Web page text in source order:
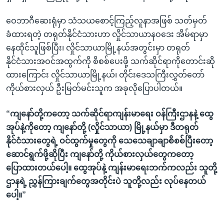
ဝေဘာဂီဆေးရုံမှာ သံသယစောင့်ကြည့်လူနာအဖြစ် သတ်မှတ်
ခံထားရတဲ့ တရုတ်နိုင်ငံသားဟာ လှိုင်သာယာနဝဒေး အိမ်ရာမှာ
နေထိုင်သူဖြစ်ပြီး၊ လှိုင်သာယာမြို့နယ်အတွင်းမှာ တရုတ်
နိုင်ငံသားအဝင်အထွက်ကို စိစစ်ပေးဖို့ သက်ဆိုင်ရာကိုတောင်းဆို
ထားကြောင်း လှိုင်သာယာမြို့နယ်၊ တိုင်းဒေသကြီးလွှတ်တော်
ကိုယ်စားလှယ် ဦးမြတ်မင်းသူက အခုလိုပြောပါတယ်။
“ကျနော်တို့ကတော့ သက်ဆိုင်ရာကျန်းမာရေး ဝန်ကြီးဌာနနဲ့ ထွေ
အုပ်နဲ့ကိုတော့ ကျနော်တို့ (လှိုင်သာယာ) မြို့နယ်မှာ ဒီတရုတ်
နိုင်ငံသားတွေရဲ့ ဝင်ထွက်မှုတွေကို သေသေချာချာစိစစ်ပြီးတော့
ဆောင်ရွက်ဖို့ဆိုပြီး ကျနော်တို့ ကိုယ်စားလှယ်တွေကတော့
ပြောထားတယ်ပေါ့။ ထွေအုပ်နဲ့ ကျန်းမာရေးဘက်ကလည်း သူတို့
ဌာနရဲ့ ညွှန်ကြားချက်တွေအတိုင်းပဲ သူတို့လည်း လုပ်နေတယ်
ပေါ့။”